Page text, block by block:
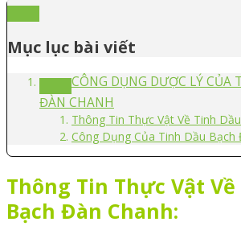
Mục lục bài viết
CÔNG DỤNG DƯỢC LÝ CỦA
ĐÀN CHANH
Thông Tin Thực Vật Về Tinh
Công Dụng Của Tinh Dầu Bạch
Thông Tin Thực Vật
Bạch Đàn Chanh: